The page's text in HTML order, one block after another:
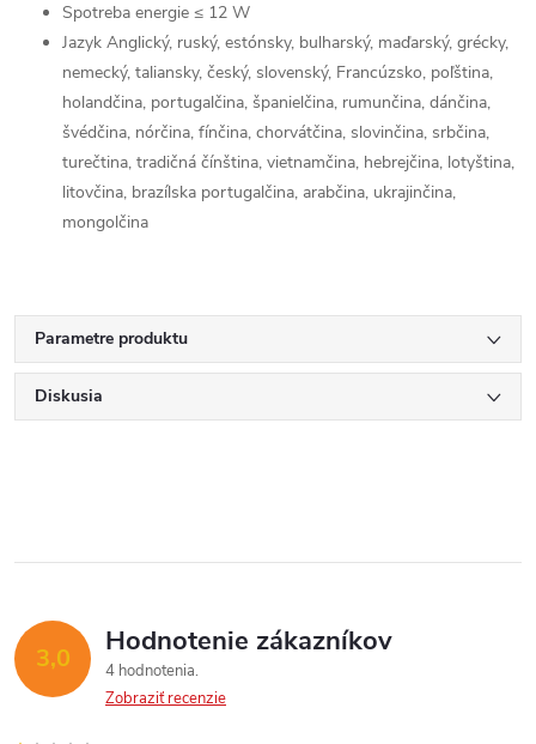
Spotreba energie ≤ 12 W
Jazyk Anglický, ruský, estónsky, bulharský, maďarský, grécky,
nemecký, taliansky, český, slovenský, Francúzsko, poľština,
holandčina, portugalčina, španielčina, rumunčina, dánčina,
švédčina, nórčina, fínčina, chorvátčina, slovinčina, srbčina,
turečtina, tradičná čínština, vietnamčina, hebrejčina, lotyština,
litovčina, brazílska portugalčina, arabčina, ukrajinčina,
mongolčina
Parametre produktu
Diskusia
3,0 Hodnotenie zákazníkov
4 hodnotenia
Zobraziť recenzie
Send
Powered by chaterimo